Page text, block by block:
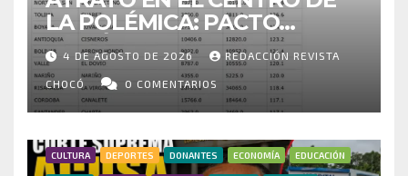
LA POLÉMICA: PACTO
HISTÓRICO CUESTIONA
CENSO ELECTORAL Y PIDE
INVESTIGAR PRESUNTO
FRAUDE
4 DE AGOSTO DE 2026 REDACCIÓN REVISTA
CHOCÓ 0 COMENTARIOS
CULTURA DEPORTES DONANTES ECONOMÍA EDUCACIÓN